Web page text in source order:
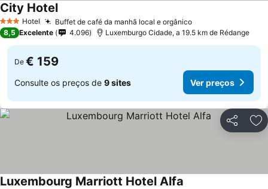
3 EstrelasHotel Buffet de café da manhã local e orgânicoVer preços
City HotelVer preços
8,5 Excelente 4.096 Luxemburgo Cidade, a 19.5 km de Rédange
De € 159
Consulte os preços de 9 sites Ver preços
Partilhar
Luxembourg Marriott Hotel Alfa